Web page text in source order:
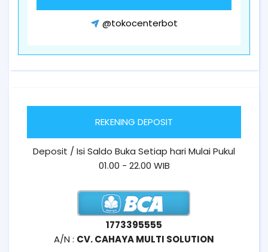
@tokocenterbot
REKENING DEPOSIT
Deposit / Isi Saldo Buka Setiap hari Mulai Pukul
01.00 - 22.00 WIB
1773395555
A/N : CV. CAHAYA MULTI SOLUTION